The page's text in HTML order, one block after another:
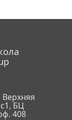
Верхняя
БЦ
408